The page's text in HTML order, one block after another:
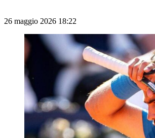
26 maggio 2026 18:22